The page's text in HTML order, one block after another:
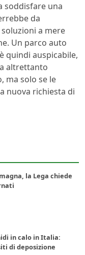
soddisfare una
da
a mere
Un parco auto
quindi auspicabile,
altrettanto
ma solo se le
nuova richiesta di
la Lega chiede
in calo in Italia:
di deposizione